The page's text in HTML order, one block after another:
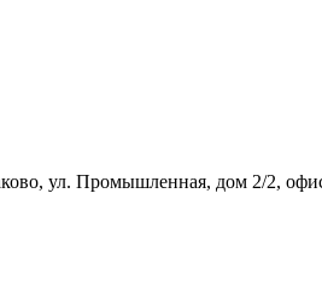
ул. Промышленная, дом 2/2,